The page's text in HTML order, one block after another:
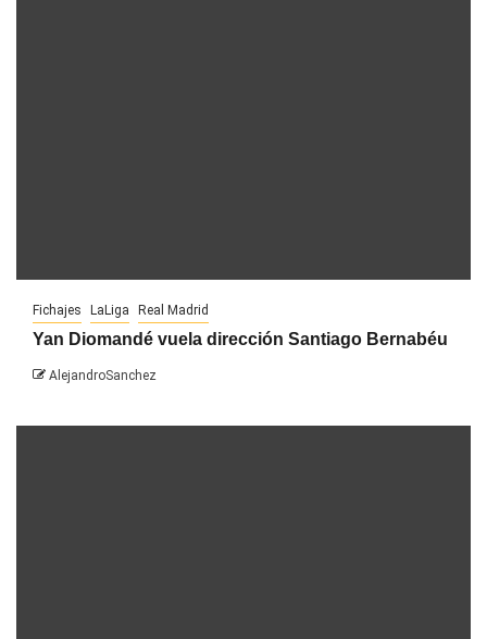
Fichajes LaLiga Real Madrid
Yan Diomandé vuela dirección Santiago Bernabéu
AlejandroSanchez